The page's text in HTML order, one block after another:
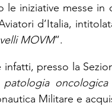
iniziative messe in
d’Italia,
MOVM”.
infatti, presso la
oncologica
Militare e